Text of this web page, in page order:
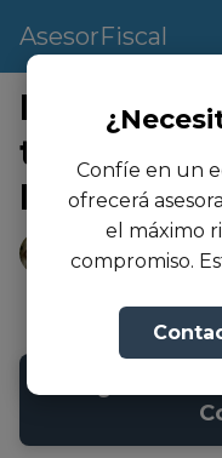
AsesorFiscal
Confíe en un
ofrecerá
el máximo
compromiso.
Microsoft
tres
Datos
Andrea Martinez
22/02/2023-